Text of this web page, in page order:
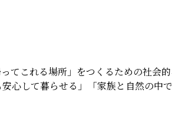
てこれる場所」をつくるための社会的
心して暮らせる」「家族と自然の中